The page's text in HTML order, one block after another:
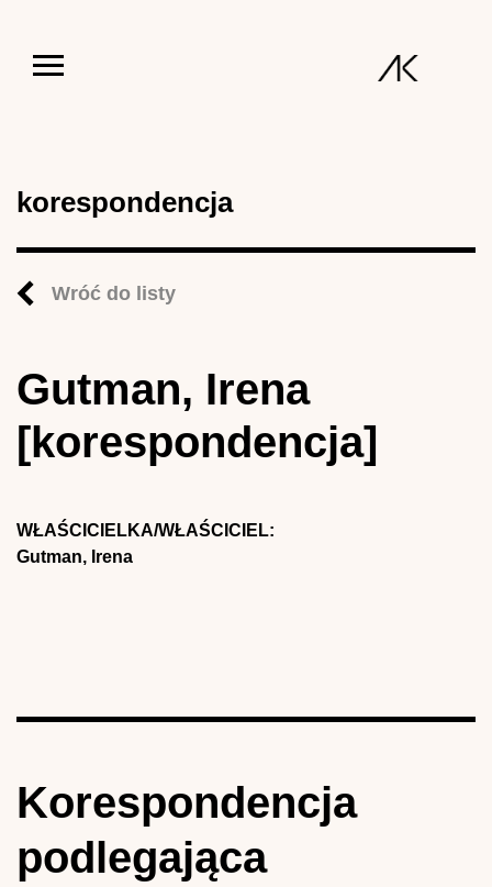
korespondencja
Wróć do listy
Gutman, Irena
[korespondencja]
WŁAŚCICIELKA/WŁAŚCICIEL:
Gutman, Irena
Korespondencja
podlegająca